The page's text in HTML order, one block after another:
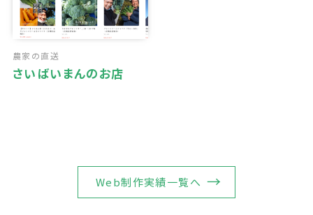
農家の直送
さいばいまんのお店
Web制作実績一覧へ